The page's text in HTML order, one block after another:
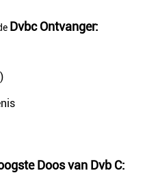
Dvbc Ontvanger:
Doos van Dvb C: